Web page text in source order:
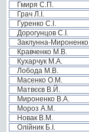
Гмиря С.П.
Грач Л.І.
Гуренко С.І.
Дорогунцов С.І.
Заклунна-
Кравченко М.В.
Кухарчук М.А.
Лобода М.В.
Масенко О.М.
Матвєєв В.Й.
Мироненко В.А.
Мороз А.М.
Новак В.М.
Олійник Б.І.